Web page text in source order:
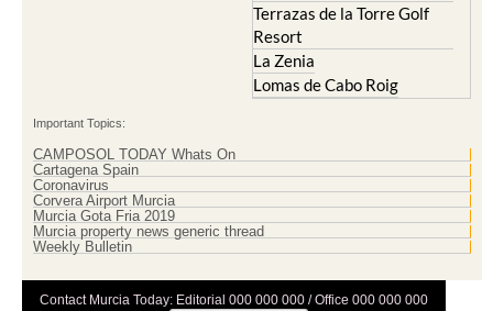
Terrazas de la Torre Golf
Resort
La Zenia
Lomas de Cabo Roig
Important Topics:
CAMPOSOL TODAY Whats On
Cartagena Spain
Coronavirus
Corvera Airport Murcia
Murcia Gota Fria 2019
Murcia property news generic thread
Weekly Bulletin
Contact Murcia Today: Editorial 000 000 000 / Office 000 000 000